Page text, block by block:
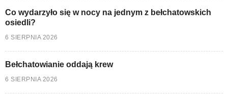
Co wydarzyło się w nocy na jednym z bełchatowskich
osiedli?
6 SIERPNIA 2026
Bełchatowianie oddają krew
6 SIERPNIA 2026